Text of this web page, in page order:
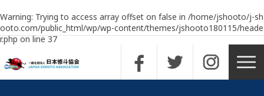
Warning: Trying to access array offset on false in /home/jshooto/j-sh
ooto.com/public_html/wp/wp-content/themes/jshooto180115/heade
r.phpon line37